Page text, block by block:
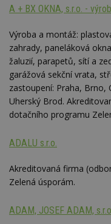
A + BX OKNA, s.r.o. -
Výroba a montáž:
zahrady, paneláková
žaluzií, parapetů, sítí a
garážová sekční vrata,
zastoupení: Praha,
Uherský Brod.
dotačního programu
ADALU s.r.o.
Akreditovaná firma
Zelená úsporám.
ADAM, JOSEF ADAM,